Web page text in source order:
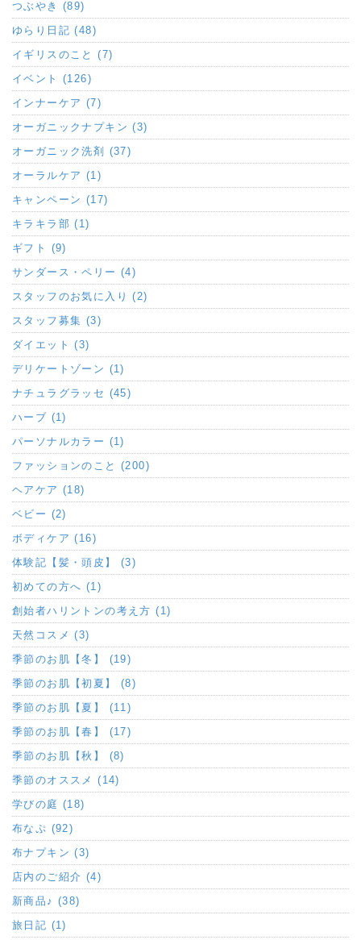
つぶやき (89)
ゆらり日記 (48)
イギリスのこと (7)
イベント (126)
インナーケア (7)
オーガニックナプキン (3)
オーガニック洗剤 (37)
オーラルケア (1)
キャンペーン (17)
キラキラ部 (1)
ギフト (9)
サンダース・ペリー (4)
スタッフのお気に入り (2)
スタッフ募集 (3)
ダイエット (3)
デリケートゾーン (1)
ナチュラグラッセ (45)
ハーブ (1)
パーソナルカラー (1)
ファッションのこと (200)
ヘアケア (18)
ベビー (2)
ボディケア (16)
体験記【髪・頭皮】 (3)
初めての方へ (1)
創始者ハリントンの考え方 (1)
天然コスメ (3)
季節のお肌【冬】 (19)
季節のお肌【初夏】 (8)
季節のお肌【夏】 (11)
季節のお肌【春】 (17)
季節のお肌【秋】 (8)
季節のオススメ (14)
学びの庭 (18)
布なぷ (92)
布ナプキン (3)
店内のご紹介 (4)
新商品♪ (38)
旅日記 (1)